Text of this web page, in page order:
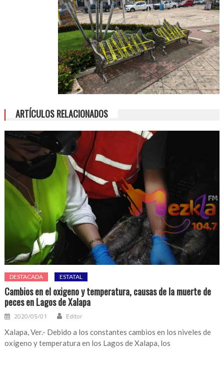
ARTÍCULOS RELACIONADOS
DESTACADA ESTATAL
Cambios en el oxigeno y temperatura, causas de la muerte de
peces en Lagos de Xalapa
2020/05/01 Editor
Xalapa, Ver.- Debido a los constantes cambios en los niveles de
oxígeno y temperatura en los Lagos de Xalapa, los